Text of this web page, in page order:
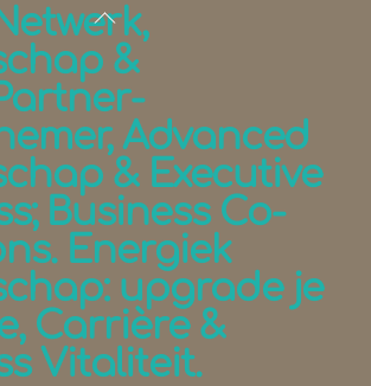
Back
To
Top
&
Advanced
& Executive
Business Co-
Energiek
upgrade je
Carrière &
Vitaliteit.